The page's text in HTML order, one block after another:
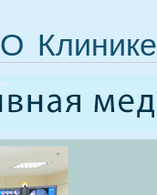
О Клинике